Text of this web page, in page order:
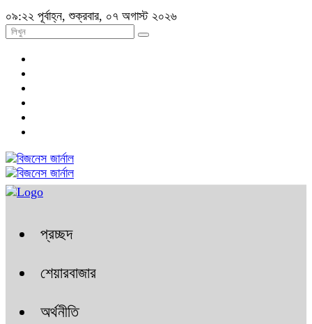
০৯:২২ পূর্বাহ্ন, শুক্রবার, ০৭ অগাস্ট ২০২৬
প্রচ্ছদ
শেয়ারবাজার
অর্থনীতি